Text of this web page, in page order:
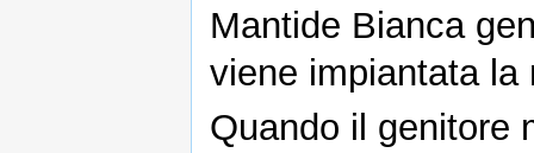
Mantide Bianca
viene impiantata la
Quando il genitore